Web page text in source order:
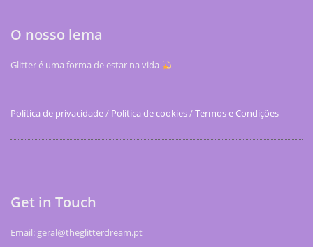
O nosso lema
Glitter é uma forma de estar na vida
Política de privacidade/ Política de cookies/Termos e Condições
Get in Touch
Email: geral@theglitterdream.pt